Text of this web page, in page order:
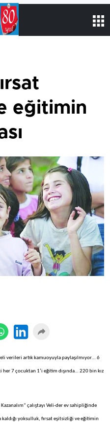
eğitimin
verileri artık kamuoyuyla paylaşılmıyor… 6
her 7 çocuktan 1’i eğitim dışında… 220 bin kız
çalıştayı Veli-der ev sahipliğinde
yoksulluk, fırsat eşitsizliği ve eğitimin